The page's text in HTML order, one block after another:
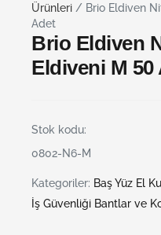
Ürünleri / Brio Eldiven
Adet
Brio Eldiven
Eldiveni M 50
Stok kodu:
0802-N6-M
Kategoriler: Baş Yüz El
İş Güvenliği Bantlar ve